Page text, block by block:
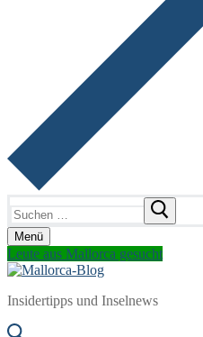
nach:
Menü
Leute aus Mallorca gesucht
Insidertipps und Inselnews